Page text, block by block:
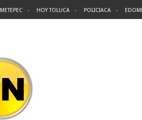
METEPEC HOY TOLUCA POLICIACA